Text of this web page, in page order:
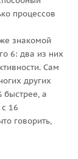
процессов
знакомой
6: два из них
Сам
других
быстрее, а
16
говорить,